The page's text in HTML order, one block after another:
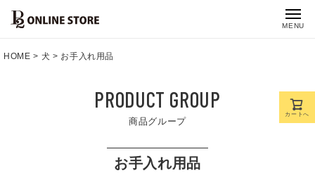
MENU
HOME 犬 お手入れ用品
PRODUCT GROUP
商品グループ
お手入れ用品
カートへ